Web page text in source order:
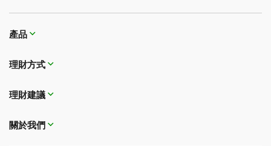
產品
理財方式​​​​​​​
理財建議
關於我們